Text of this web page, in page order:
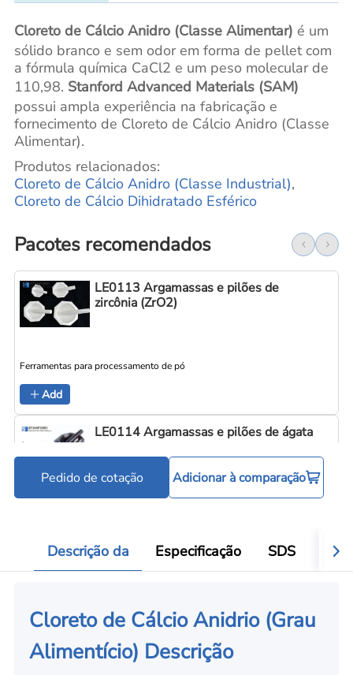
Cloreto de Cálcio Anidro (Classe Alimentar) é um
sólido branco e sem odor em forma de pellet com
a fórmula química CaCl2 e um peso molecular de
110,98. Stanford Advanced Materials (SAM)
possui ampla experiência na fabricação e
fornecimento de Cloreto de Cálcio Anidro (Classe
Alimentar).
Produtos relacionados:
Cloreto de Cálcio Anidro (Classe Industrial),
Cloreto de Cálcio Dihidratado Esférico
Pacotes recomendados
LE0113 Argamassas e pilões de
zircônia (ZrO2)
Ferramentas para processamento de pó
Add
LE0114 Argamassas e pilões de ágata
Pedido de cotação Adicionar à comparação
Descrição da Especificação SDS
Cloreto de Cálcio Anidrio (Grau
Alimentício) Descrição